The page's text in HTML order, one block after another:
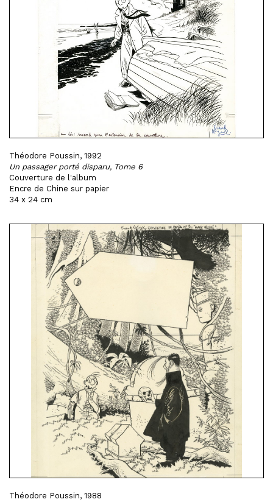
Théodore Poussin, 1992
Un passager porté disparu, Tome 6
Couverture de l'album
Encre de Chine sur papier
34 x 24 cm
Théodore Poussin, 1988